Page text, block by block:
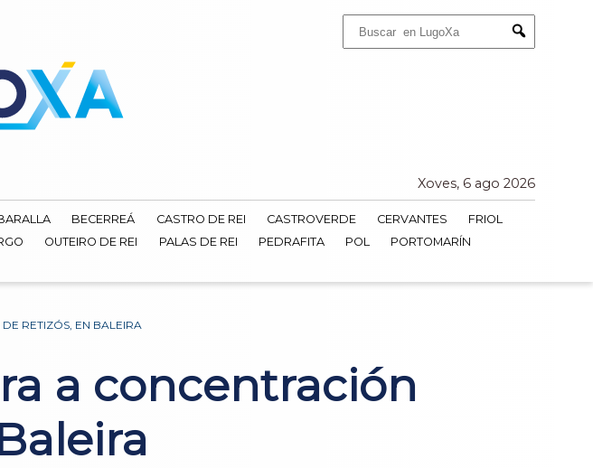
Submit
Xoves, 6 ago 2026
BECERREÁ CASTRO DE REI CASTROVERDE CERVANTES
FRIOL
OUTEIRO DE REI PALAS DE REI PEDRAFITA POL
PORTOMARÍN
RETIZÓS, EN BALEIRA
a concentración